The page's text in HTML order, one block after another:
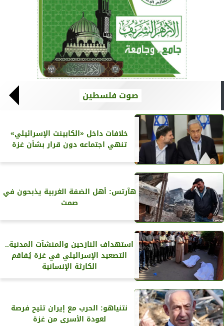
صوت فلسطين
خلافات داخل «الكابينت الإسرائيلي»
تنهي اجتماعه دون قرار بشأن غزة
هآرتس: أهل الضفة الغربية يذبحون في
صمت
استهداف النازحين والمنشآت المدنية..
التصعيد الإسرائيلي في غزة يُفاقم
الكارثة الإنسانية
نتنياهو: الحرب مع إيران تتيح فرصة
لعودة الأسرى من غزة